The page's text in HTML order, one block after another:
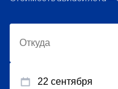
22 сентября